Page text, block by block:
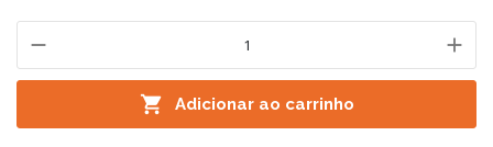
 Adicionar ao carrinho